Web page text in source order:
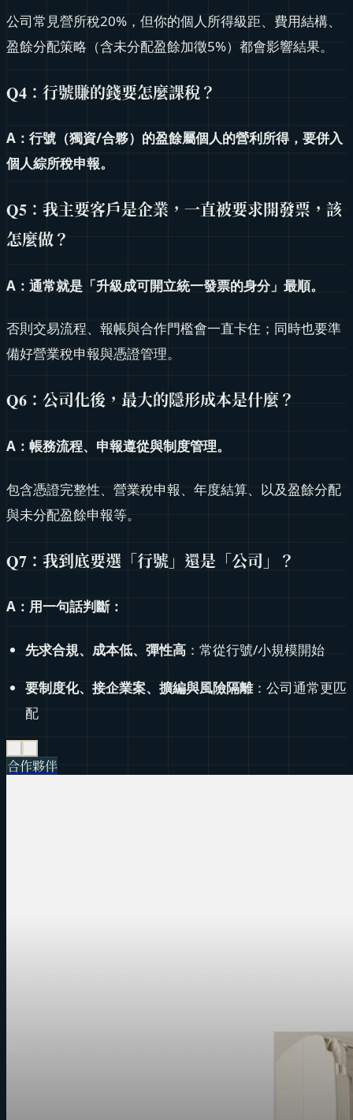
公司常見營所稅20%，但你的個人所得級距、費用結構、
盈餘分配策略（含未分配盈餘加徵5%）都會影響結果。
Q4：行號賺的錢要怎麼課稅？
A：行號（獨資/合夥）的盈餘屬個人的營利所得，要併入
個人綜所稅申報。
Q5：我主要客戶是企業，一直被要求開發票，該
怎麼做？
A：通常就是「升級成可開立統一發票的身分」最順。
否則交易流程、報帳與合作門檻會一直卡住；同時也要準
備好營業稅申報與憑證管理。
Q6：公司化後，最大的隱形成本是什麼？
A：帳務流程、申報遵從與制度管理。
包含憑證完整性、營業稅申報、年度結算、以及盈餘分配
與未分配盈餘申報等。
Q7：我到底要選「行號」還是「公司」？
A：用一句話判斷：
先求合規、成本低、彈性高 ：常從行號/小規模開始
要制度化、接企業案、擴編與風險隔離：公司通常更匹
配
合作夥伴